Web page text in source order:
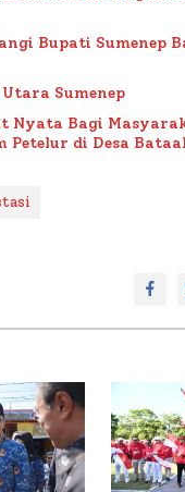
Bupati Sumenep
Sumenep
Nyata Bagi
Petelur di Desa